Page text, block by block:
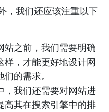
，我们还应该注重以下
站之前，我们需要明确
，才能更好地设计网
的需求。
，我们还需要对网站进
高其在搜索引擎中的排